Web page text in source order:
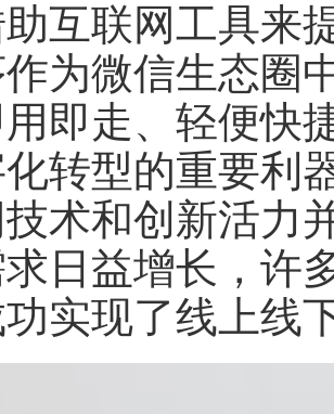
互联网工具来
为微信生态圈
即走、轻便快
转型的重要利
术和创新活力
日益增长，许
实现了线上线